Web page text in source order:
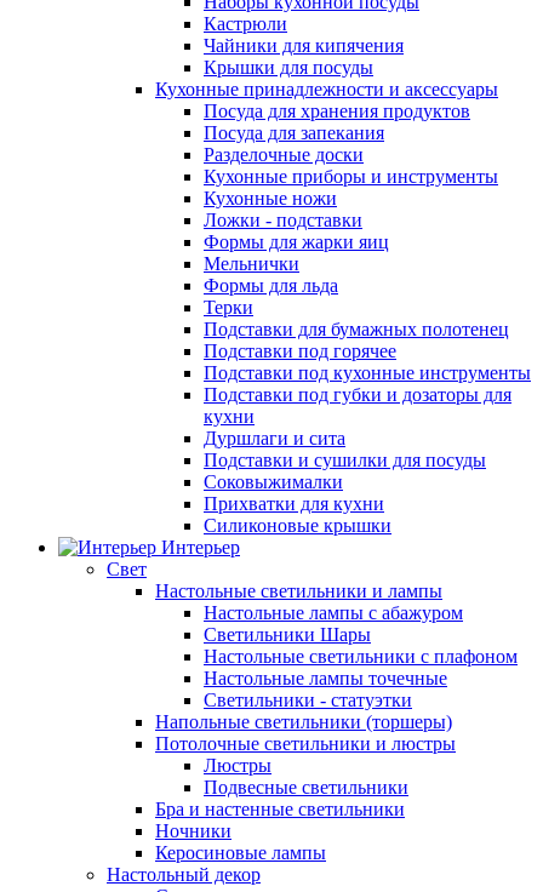
Кастрюли
Чайники для кипячения
Крышки для посуды
Кухонные принадлежности и аксессуары
Посуда для хранения продуктов
Посуда для запекания
Разделочные доски
Кухонные приборы и инструменты
Кухонные ножи
Ложки - подставки
Формы для жарки яиц
Мельнички
Формы для льда
Терки
Подставки для бумажных полотенец
Подставки под горячее
Подставки под кухонные инструменты
Подставки под губки и дозаторы для
кухни
Дуршлаги и сита
Подставки и сушилки для посуды
Соковыжималки
Прихватки для кухни
Силиконовые крышки
Интерьер
Свет
Настольные светильники и лампы
Настольные лампы с абажуром
Светильники Шары
Настольные светильники с плафоном
Настольные лампы точечные
Светильники - статуэтки
Напольные светильники (торшеры)
Потолочные светильники и люстры
Люстры
Подвесные светильники
Бра и настенные светильники
Ночники
Керосиновые лампы
Настольный декор